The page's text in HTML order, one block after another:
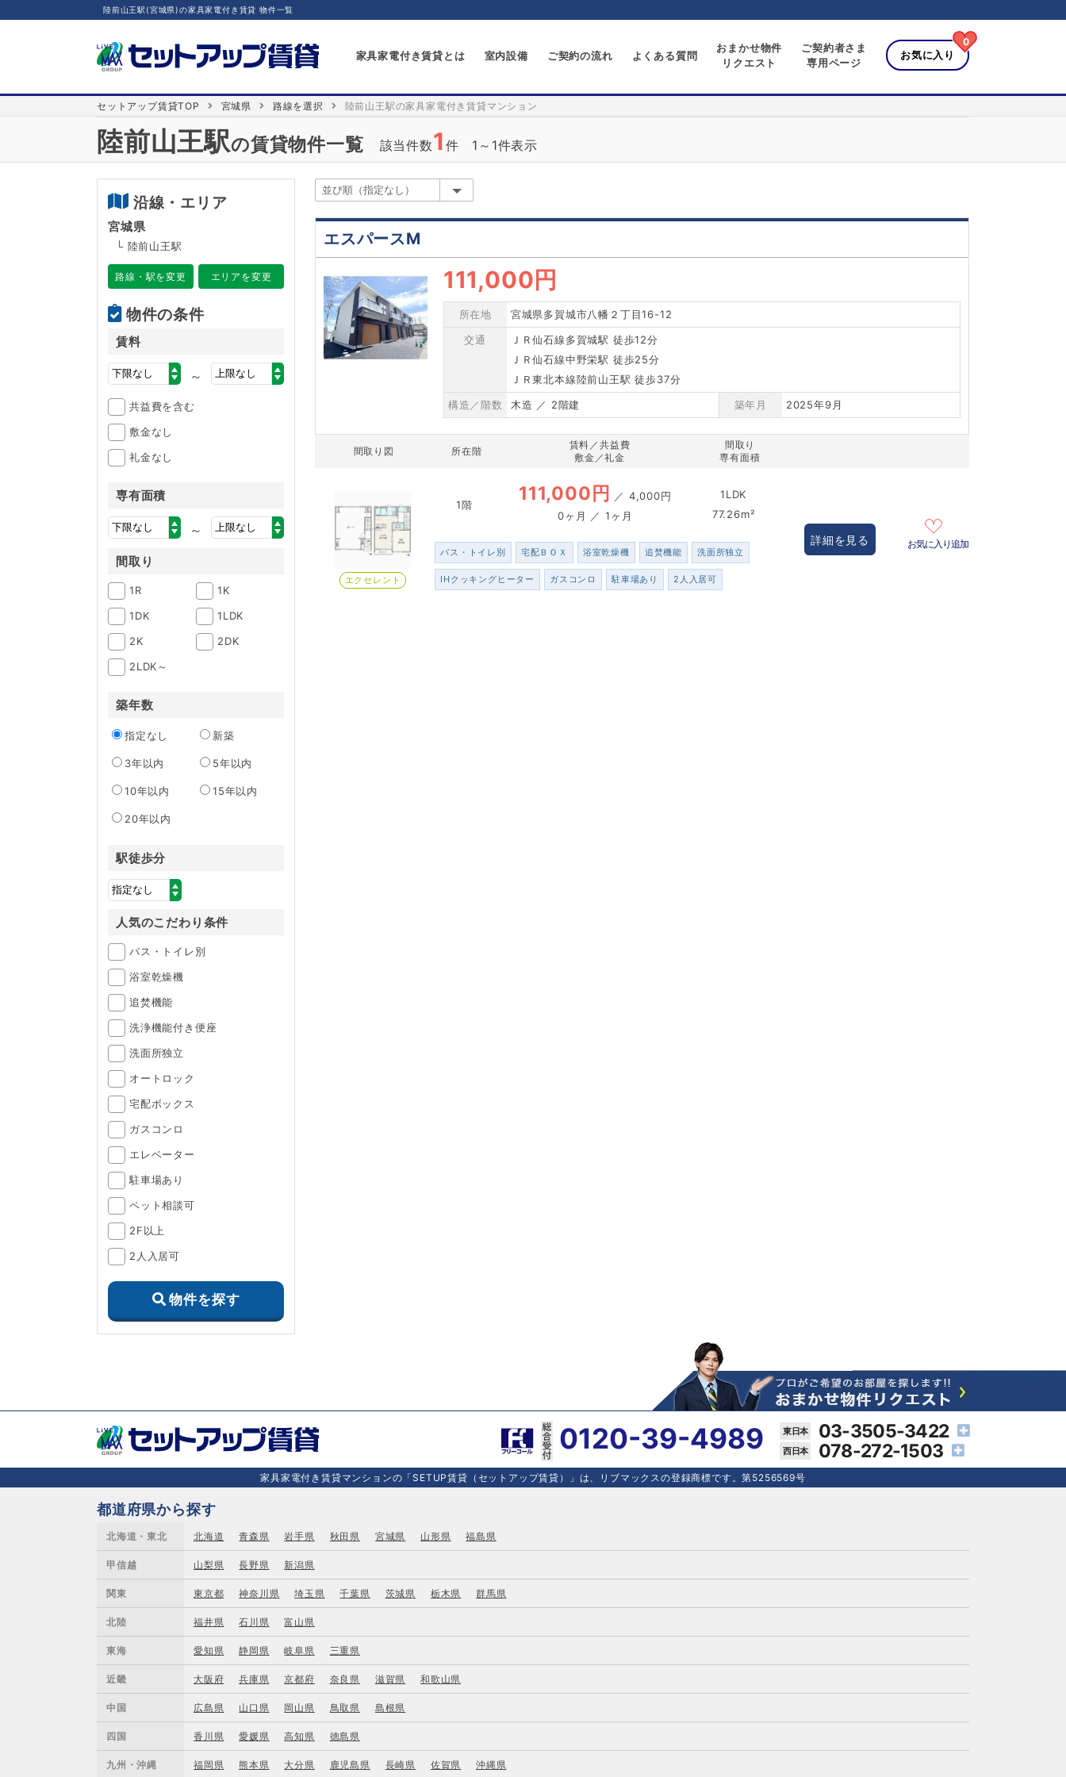
陸前山王駅(宮城県)の家具家電付き賃貸 物件一覧
家具家電付き賃貸とは 室内設備 ご契約の流れ よくある質問
おまかせ物件
リクエスト
ご契約者さま
専用ページ
お気に入り
0
セットアップ賃貸TOP 宮城県 路線を選択 陸前山王駅の家具家電付き賃貸マンション
陸前山王駅の賃貸物件一覧 該当件数1 件 1～1件表示
沿線・エリア
宮城県
└ 陸前山王駅
路線・駅を変更 エリアを変更
物件の条件
賃料
～
共益費を含む
敷金なし
礼金なし
専有面積
～
間取り
1R
1K
1DK
1LDK
2K
2DK
2LDK～
築年数
指定なし 新築
3年以内 5年以内
10年以内 15年以内
20年以内
駅徒歩分
人気のこだわり条件
バス・トイレ別
浴室乾燥機
追焚機能
洗浄機能付き便座
洗面所独立
オートロック
宅配ボックス
ガスコンロ
エレベーター
駐車場あり
ペット相談可
2F以上
2人入居可
物件を探す
エスパースM
111,000円
所在地
宮城県多賀城市八幡２丁目16-12
交通
ＪＲ仙石線多賀城駅 徒歩12分
ＪＲ仙石線中野栄駅 徒歩25分
ＪＲ東北本線陸前山王駅 徒歩37分
構造／階数
木造 ／ 2階建 築年月 2025年9月
間取り図 所在階
賃料／共益費
敷金／礼金
間取り
専有面積
エクセレント
1階 111,000円 ／ 4,000円
0ヶ月 ／ 1ヶ月
1LDK
77.26m²
バス・トイレ別 宅配ＢＯＸ 浴室乾燥機 追焚機能 洗面所独立
IHクッキングヒーター ガスコンロ 駐車場あり 2人入居可
詳細を見る お気に入り追加
0120-39-4989
03-3505-3422
078-272-1503
家具家電付き賃貸マンションの「SETUP賃貸（セットアップ賃貸）」は、リブマックスの登録商標です。第5256569号
都道府県から探す
北海道・東北 北海道 青森県 岩手県 秋田県 宮城県 山形県 福島県
甲信越 山梨県 長野県 新潟県
関東 東京都 神奈川県 埼玉県 千葉県 茨城県 栃木県 群馬県
北陸 福井県 石川県 富山県
東海 愛知県 静岡県 岐阜県 三重県
近畿 大阪府 兵庫県 京都府 奈良県 滋賀県 和歌山県
中国 広島県 山口県 岡山県 鳥取県 島根県
四国 香川県 愛媛県 高知県 徳島県
九州・沖縄 福岡県 熊本県 大分県 鹿児島県 長崎県 佐賀県 沖縄県